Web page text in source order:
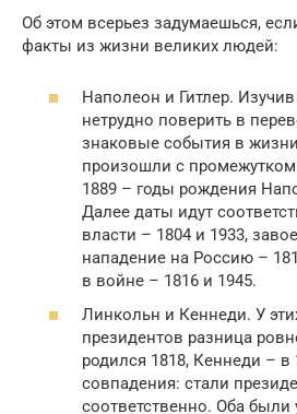
Об этом всерьез задумаешься,
факты из жизни великих людей:
Наполеон и Гитлер.
нетрудно поверить в
знаковые события в
произошли с промежутком
1889 – годы рождения
Далее даты идут
власти – 1804 и 1933,
нападение на Россию –
в войне – 1816 и 1945.
Линкольн и Кеннеди. У
президентов разница
родился 1818, Кеннеди –
совпадения: стали
соответственно. Оба были